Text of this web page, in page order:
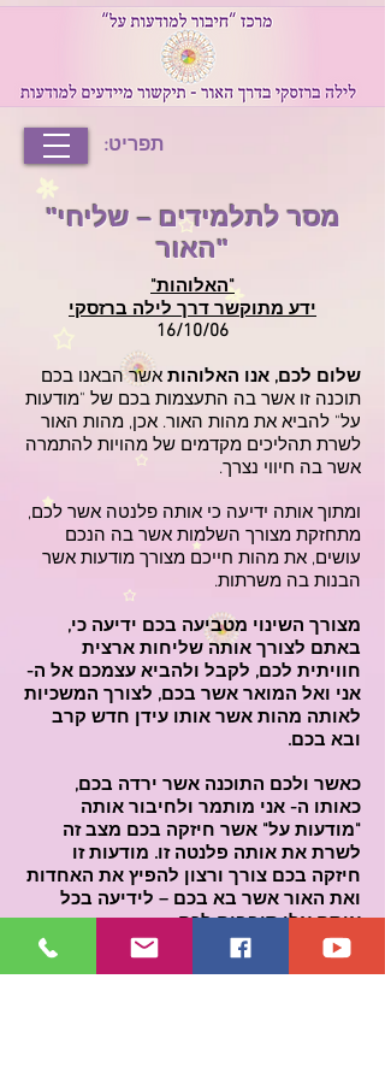
תפריט:
"מסר לתלמידים – שליחי
האור"
"האלוהות"
ידע מתוקשר דרך לילה ברזסקי
16/10/06
שלום לכם, אנו האלוהות אשר הבאנו בכם
תוכנה זו אשר בה התעצמות בכם של "מודעות
על" להביא את מהות האור. אכן, מהות האור
לשרת תהליכים מקדמים של מהויות להתמרה
אשר בה חיווי נצרך.
ומתוך אותה ידיעה כי אותה פלנטה אשר לכם,
מתחזקת מצורך השלמות אשר בה הנכם
עושים, את מהות חייכם מצורך מודעות אשר
הבנות בה משרתות.
מצורך השינוי מטביעה בכם ידיעה כי,
באתם לצורך אותה שליחות ארצית
חוויתית לכם, לקבל ולהביא עצמכם אל ה-
אני ואל המואר אשר בכם, לצורך המשכיות
לאותה מהות אשר אותו עידן חדש קרב
ובא בכם.
כאשר ולכם התוכנה אשר ירדה בכם,
כאותו ה- אני מותמר ולחיבור אותה
"מודעות על" אשר חיזקה בכם מצב זה
לשרת את אותה פלנטה זו. מודעות זו
חיזקה בכם צורך ורצון להפיץ את האחדות
ואת האור אשר בא בכם – לידיעה בכל
אותם אלו סובבים לכם.